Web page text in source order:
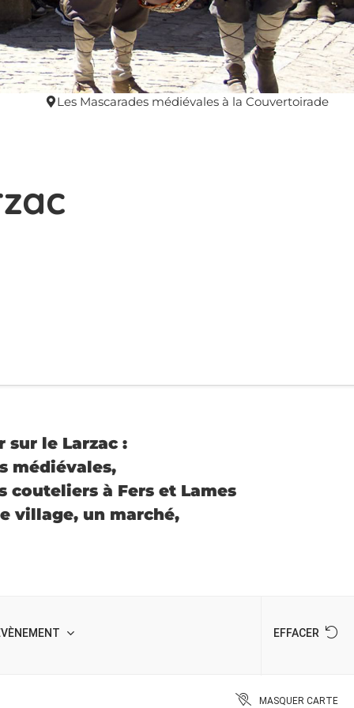
Les Mascarades médiévales à la Couvertoirade
le Larzac :
médiévales,
couteliers à Fers et Lames
village, un marché,
EFFACER
MASQUER CARTE